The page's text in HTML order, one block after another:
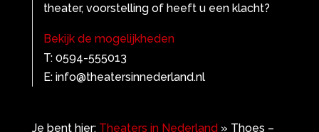
theater, voorstelling of heeft u een klacht?
Bekijk de mogelijkheden
T: 0594-555013
E: info@theatersinnederland.nl
Je bent hier: Theaters in Nederland» Thoes –